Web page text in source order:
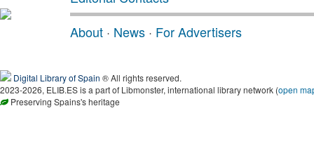
About · News · For Advertisers
Digital Library of Spain ® All rights reserved.
2023-2026, ELIB.ES is a part of Libmonster, international library network (open
Preserving Spains's heritage